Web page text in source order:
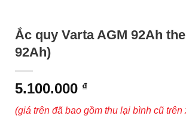
Ắc quy Varta AGM 92Ah
92Ah)
5.100.000 ₫
(giá trên đã bao gồm thu lại bình cũ trên